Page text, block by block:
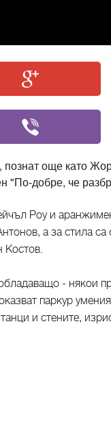
още като
"По-добре, че
Роу и
а за стила са
Костов.
- някои
паркур
и стените,